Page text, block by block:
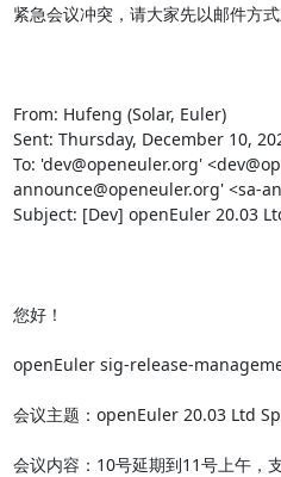
紧急会议冲突，请大家先以邮件方
From: Hufeng (Solar, Euler)
Sent: Thursday, December 10,
To: 'dev@openeuler.org'
announce@openeuler.org' <sa-
Subject: [Dev] openEuler 20.03
您好！
openEuler sig-release-
会议主题：openEuler 20.03 Ltd
会议内容：10号延期到11号上午，